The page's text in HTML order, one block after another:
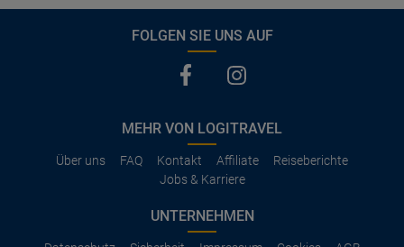
FOLGEN SIE UNS AUF
MEHR VON LOGITRAVEL
Über uns FAQ Kontakt Affiliate
Reiseberichte
Jobs & Karriere
UNTERNEHMEN